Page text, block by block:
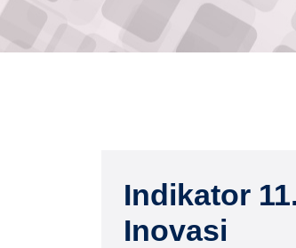
Indikator
Inovasi